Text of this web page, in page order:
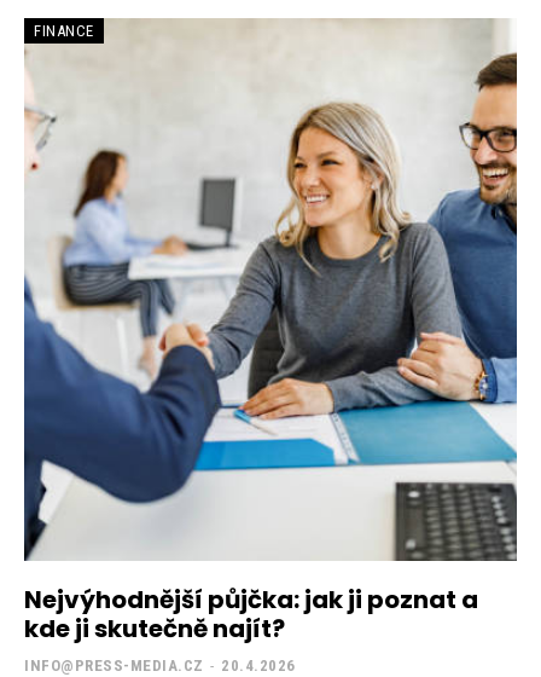
FINANCE
Nejvýhodnější půjčka: jak ji poznat a
kde ji skutečně najít?
INFO@PRESS-MEDIA.CZ - 20.4.2026